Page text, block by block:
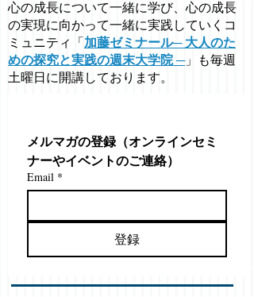
心の成長について一緒に学び、心の成長
の実現に向かって一緒に実践していくコ
ミュニティ「 加藤ゼミナール─ 大人のた
めの探究と実践の週末大学院 ─」も毎週
土曜日に開講しております。
メルマガの登録（オンラインセミ
ナーやイベントのご連絡）
Email *
登録